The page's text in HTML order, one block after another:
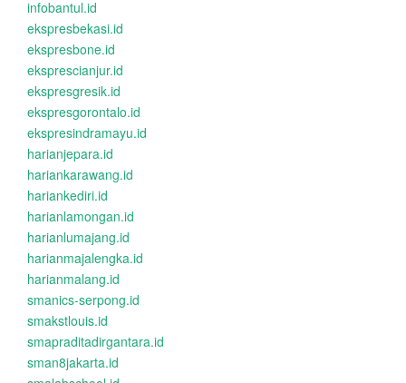
infobantul.id
ekspresbekasi.id
ekspresbone.id
eksprescianjur.id
ekspresgresik.id
ekspresgorontalo.id
ekspresindramayu.id
harianjepara.id
hariankarawang.id
hariankediri.id
harianlamongan.id
harianlumajang.id
harianmajalengka.id
harianmalang.id
smanics-serpong.id
smakstlouis.id
smapraditadirgantara.id
sman8jakarta.id